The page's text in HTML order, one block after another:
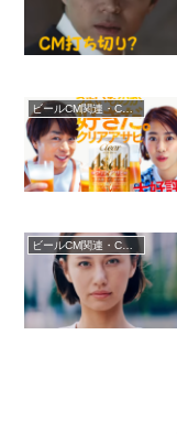
ビールCM関連・CMニュース
ビールCM関連・CMニュース